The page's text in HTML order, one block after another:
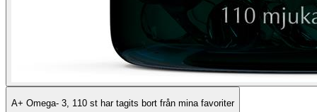
A+ Omega- 3, 110 st har tagits bort från mina favoriter